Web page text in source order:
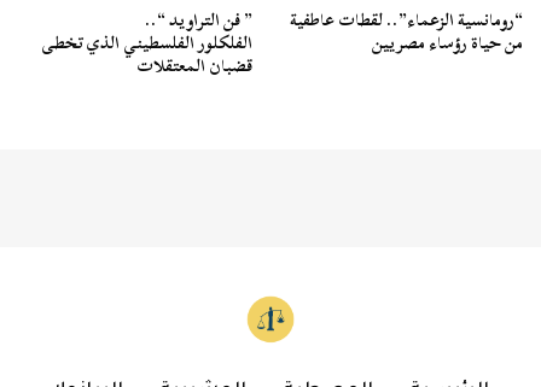
“رومانسية الزعماء”.. لقطات عاطفية
من حياة رؤساء مصريين
” فن التراويد “..
الفلكلور الفلسطيني الذي تخطى
قضبان المعتقلات